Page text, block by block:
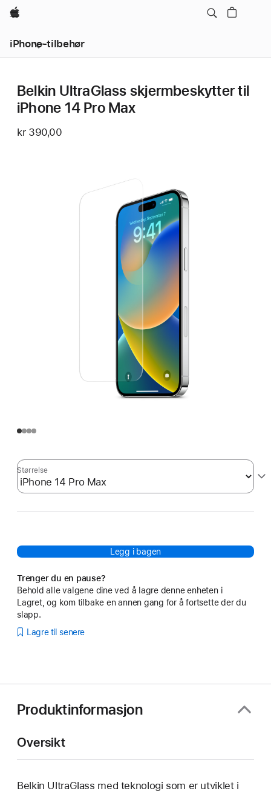
Apple
iPhone-tilbehør
Belkin UltraGlass skjermbeskytter til
iPhone 14 Pro Max
kr 390,00
Størrelse
Legg i bagen
Trenger du en pause?
Behold alle valgene dine ved å lagre denne enheten i
Lagret, og kom tilbake en annen gang for å fortsette der du
slapp.
Lagre til senere
Produktinformasjon
Oversikt
Belkin UltraGlass med teknologi som er utviklet i